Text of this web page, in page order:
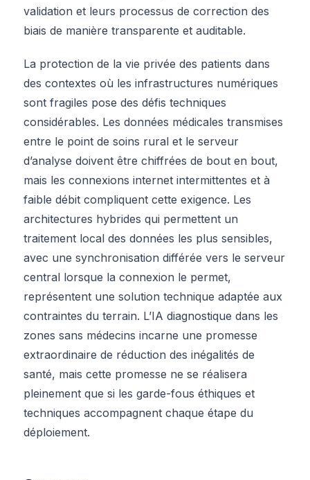
validation et leurs processus de correction des
biais de manière transparente et auditable.
La protection de la vie privée des patients dans
des contextes où les infrastructures numériques
sont fragiles pose des défis techniques
considérables. Les données médicales transmises
entre le point de soins rural et le serveur
d’analyse doivent être chiffrées de bout en bout,
mais les connexions internet intermittentes et à
faible débit compliquent cette exigence. Les
architectures hybrides qui permettent un
traitement local des données les plus sensibles,
avec une synchronisation différée vers le serveur
central lorsque la connexion le permet,
représentent une solution technique adaptée aux
contraintes du terrain. L’IA diagnostique dans les
zones sans médecins incarne une promesse
extraordinaire de réduction des inégalités de
santé, mais cette promesse ne se réalisera
pleinement que si les garde-fous éthiques et
techniques accompagnent chaque étape du
déploiement.